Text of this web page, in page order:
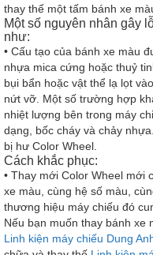
thay thế một tấm bánh xe
Một số nguyên nhân gây
như:
• Cấu tạo của bánh xe màu
nhựa mica cứng hoặc thuỷ
bụi bẩn hoặc vật thể lạ lọt
nứt vỡ. Một số trường hợp
nhiệt lượng bên trong máy
dạng, bốc cháy và chảy
bị hư Color Wheel.
Cách khắc phục:
• Thay mới Color Wheel mới
xe màu, cùng hệ số màu,
thương hiệu máy chiếu đó
Nếu bạn muốn thay bánh xe
Linh kiện máy chiếu Dung